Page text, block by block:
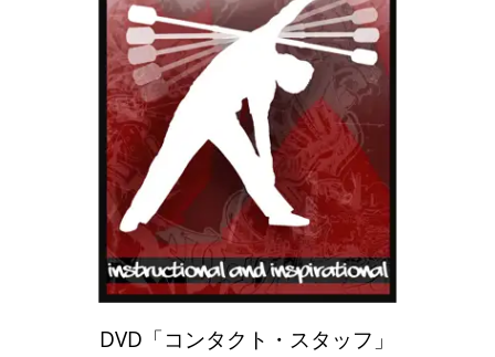
DVD「コンタクト・スタッフ」